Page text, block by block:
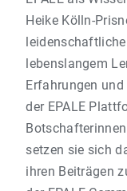
Heike Kölln-
lebenslangem
Erfahrungen
der EPALE
setzen sie sich
ihren Beiträgen